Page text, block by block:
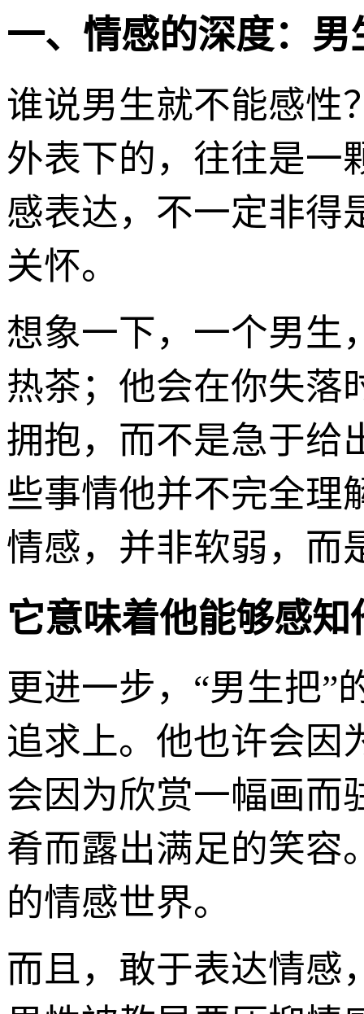
一、情感的深度：
谁说男生就不能感性
外表下的，往往是一
感表达，不一定非得
关怀。
想象一下，一个男生
热茶；他会在你失落
拥抱，而不是急于给
些事情他并不完全理
情感，并非软弱，而
它意味着他能够感
更进一步，“男生把”
追求上。他也许会因
会因为欣赏一幅画而
肴而露出满足的笑容
的情感世界。
而且，敢于表达情感